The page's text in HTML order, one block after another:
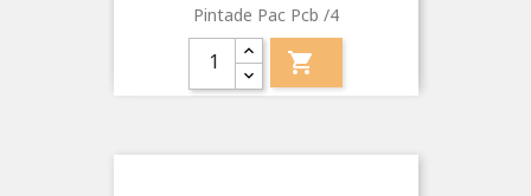
Pintade Pac Pcb /4
